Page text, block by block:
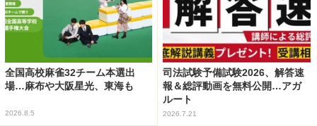
全国高校麻雀32チーム本選出
場…麻布や大阪星光、東海も
2026.8.5
司法試験予備試験2026、解答速
報＆総評動画を無料公開…アガ
ルート
2026.7.21